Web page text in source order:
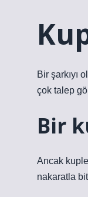
Bir şarkıyı
çok talep
Bir
Ancak
nakaratla